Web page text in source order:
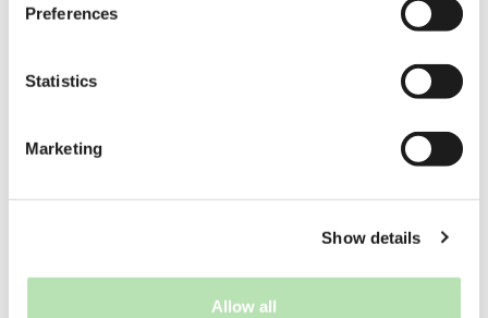
Preferences
Statistics
Marketing
Show details
Allow all